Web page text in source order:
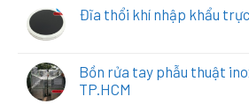
Đĩa thổi khí nhập khẩu
Bồn rửa tay phẫu thuật
TP.HCM